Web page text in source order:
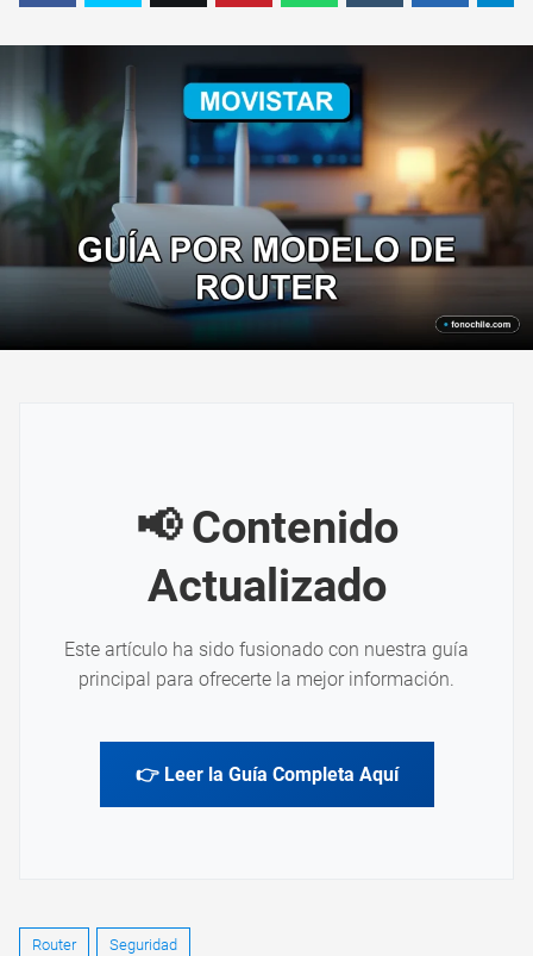
📢 Contenido
Actualizado
Este artículo ha sido fusionado con nuestra guía
principal para ofrecerte la mejor información.
👉 Leer la Guía Completa Aquí
Router Seguridad